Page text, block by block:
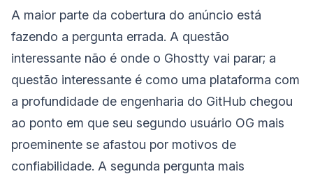
A maior parte da cobertura do anúncio está
fazendo a pergunta errada. A questão
interessante não é onde o Ghostty vai parar; a
questão interessante é como uma plataforma com
a profundidade de engenharia do GitHub chegou
ao ponto em que seu segundo usuário OG mais
proeminente se afastou por motivos de
confiabilidade. A segunda pergunta mais